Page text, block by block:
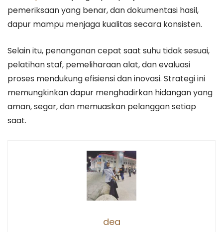
pemeriksaan yang benar, dan dokumentasi hasil,
dapur mampu menjaga kualitas secara konsisten.
Selain itu, penanganan cepat saat suhu tidak sesuai,
pelatihan staf, pemeliharaan alat, dan evaluasi
proses mendukung efisiensi dan inovasi. Strategi ini
memungkinkan dapur menghadirkan hidangan yang
aman, segar, dan memuaskan pelanggan setiap
saat.
dea